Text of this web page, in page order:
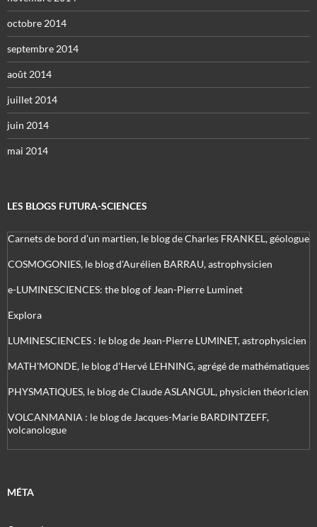
octobre 2014
septembre 2014
août 2014
juillet 2014
juin 2014
mai 2014
LES BLOGS FUTURA-SCIENCES
Carnets de bord d’un martien, le blog de Charles FRANKEL, géologue
COSMOGONIES, le blog d'Aurélien BARRAU, astrophysicien
e-LUMINESCIENCES: the blog of Jean-Pierre Luminet
Explora
LUMINESCIENCES : le blog de Jean-Pierre LUMINET, astrophysicien
MATH'MONDE, le blog d'Hervé LEHNING, agrégé de mathématiques
PHYSMATIQUES, le blog de Claude ASLANGUL, physicien théoricien
VOLCANMANIA : le blog de Jacques-Marie BARDINTZEFF,
volcanologue
MÉTA